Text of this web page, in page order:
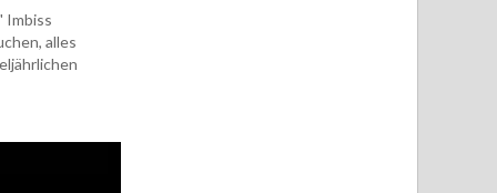
Imbiss
alles